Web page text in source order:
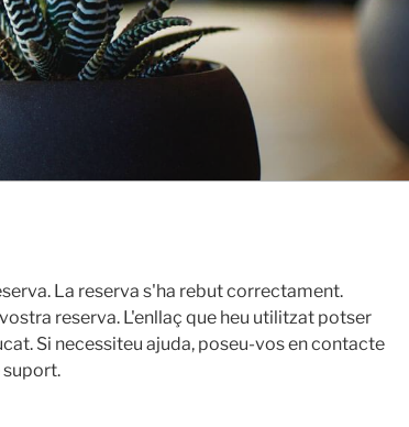
La reserva s'ha rebut correctament.
reserva. L'enllaç que heu utilitzat potser
Si necessiteu ajuda, poseu-vos en contacte
suport.